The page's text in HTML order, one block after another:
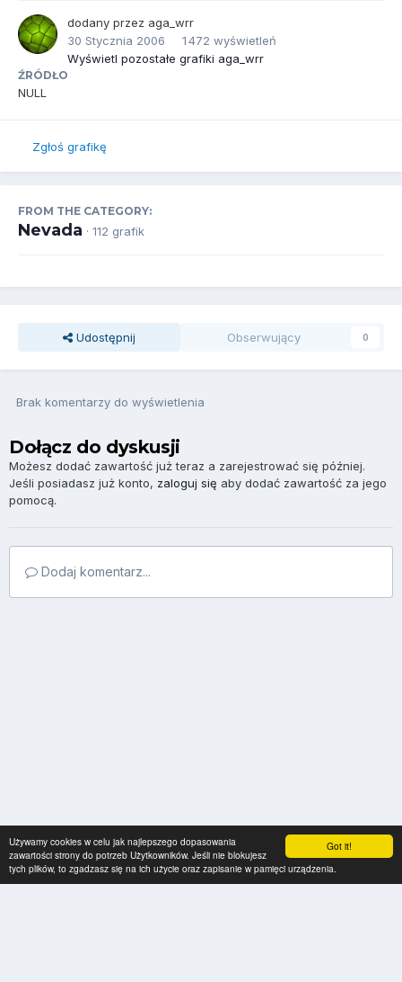
Got it!
Używamy cookies w celu jak najlepszego dopasowania
zawartości strony do potrzeb Użytkowników. Jeśli nie blokujesz
tych plików, to zgadzasz się na ich użycie oraz zapisanie w pamięci urządzenia.
dodany przez aga_wrr
30 Stycznia 2006
1 472 wyświetleń
Wyświetl pozostałe grafiki aga_wrr
ŹRÓDŁO
NULL
Zgłoś grafikę
FROM THE CATEGORY:
Nevada · 112 grafik
Udostępnij Obserwujący 0
Brak komentarzy do wyświetlenia
Dołącz do dyskusji
Możesz dodać zawartość już teraz a zarejestrować się później.
Jeśli posiadasz już konto, zaloguj się aby dodać zawartość za jego
pomocą.
Dodaj komentarz...